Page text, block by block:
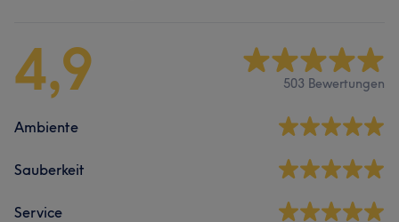
4,9 503 Bewertungen
Ambiente
Sauberkeit
Service